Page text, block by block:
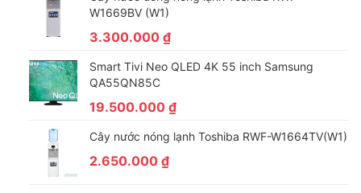
W1669BV (W1)
3.300.000 ₫
Smart Tivi Neo QLED 4K 55 inch Samsung
QA55QN85C
19.500.000 ₫
Cây nước nóng lạnh Toshiba RWF-W1664TV(W1)
2.650.000 ₫